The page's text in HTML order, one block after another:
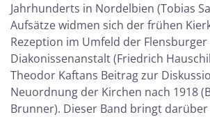
Jahrhunderts in Nordelbien (Tobias
Aufsätze widmen sich der frühen
Rezeption im Umfeld der Flensburger
Diakonissenanstalt (Friedrich
Theodor Kaftans Beitrag zur
Neuordnung der Kirchen nach 1918
Brunner). Dieser Band bringt